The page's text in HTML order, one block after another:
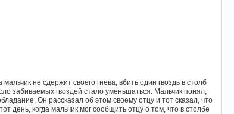
не сдержит своего гнева, вбить один гвоздь в столб
забиваемых гвоздей стало уменьшаться. Мальчик понял,
Он рассказал об этом своему отцу и тот сказал, что
день, когда мальчик мог сообщить отцу о том, что в столбе